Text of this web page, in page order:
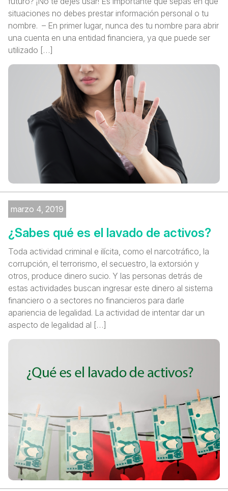
situaciones no debes prestar información personal o tu
nombre. – En primer lugar, nunca des tu nombre para abrir
una cuenta en una entidad financiera, ya que puede ser
utilizado […]
marzo 4, 2019
¿Sabes qué es el lavado de activos?
Toda actividad criminal e ilícita, como el narcotráfico, la
corrupción, el terrorismo, el secuestro, la extorsión y
otros, produce dinero sucio. Y las personas detrás de
estas actividades buscan ingresar este dinero al sistema
financiero o a sectores no financieros para darle
apariencia de legalidad. La actividad de intentar dar un
aspecto de legalidad al […]